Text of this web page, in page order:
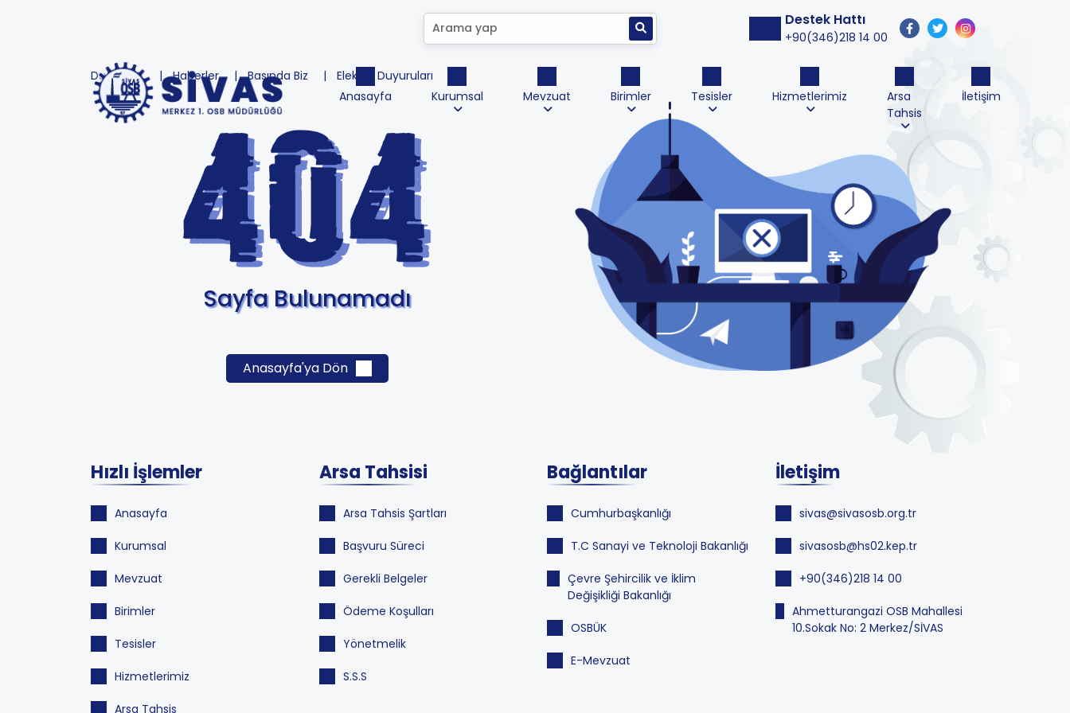
Destek Hattı
+90(346)218 14 00
Duyurular Haberler Basında Biz
Elektrik Duyuruları
Anasayfa
Kurumsal Mevzuat Birimler Tesisler Hizmetlerimiz
Arsa
Tahsis
İletişim
Sayfa Bulunamadı
Anasayfa'ya Dön
Hızlı İşlemler
Anasayfa
Kurumsal
Mevzuat
Birimler
Tesisler
Hizmetlerimiz
Arsa Tahsis
Arsa Tahsisi
Arsa Tahsis Şartları
Başvuru Süreci
Gerekli Belgeler
Ödeme Koşulları
Yönetmelik
S.S.S
Bağlantılar
Cumhurbaşkanlığı
T.C Sanayi ve Teknoloji Bakanlığı
Çevre Şehircilik ve İklim
Değişikliği Bakanlığı
OSBÜK
E-Mevzuat
İletişim
sivas@sivasosb.org.tr
sivasosb@hs02.kep.tr
+90(346)218 14 00
Ahmetturangazi OSB Mahallesi
10.Sokak No: 2 Merkez/SİVAS